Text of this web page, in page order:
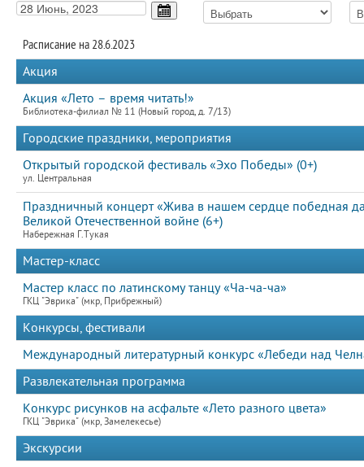
Расписание на 28.6.2023
Акция
Акция «Лето – время читать!»
Библиотека-филиал № 11 (Новый город, д. 7/13)
Городские праздники, мероприятия
Открытый городской фестиваль «Эхо Победы» (0+)
ул. Центральная
Праздничный концерт «Жива в нашем сердце победная
Великой Отечественной войне (6+)
Набережная Г.Тукая
Мастер-класс
Мастер класс по латинскому танцу «Ча-ча-ча»
ГКЦ "Эврика" (мкр, Прибрежный)
Конкурсы, фестивали
Международный литературный конкурс «Лебеди над
Развлекательная программа
Конкурс рисунков на асфальте «Лето разного цвета»
ГКЦ "Эврика" (мкр, Замелекесье)
Экскурсии